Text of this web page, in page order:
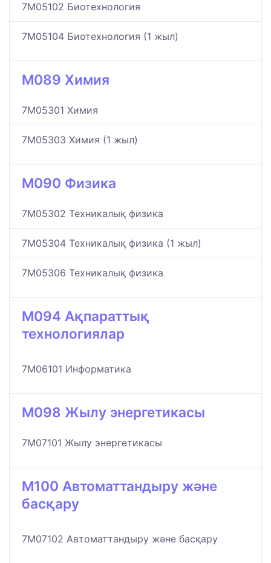
7M05102 Биотехнология
7M05104 Биотехнология (1 жыл)
M089 Химия
7M05301 Химия
7M05303 Химия (1 жыл)
M090 Физика
7M05302 Техникалық физика
7M05304 Техникалық физика (1 жыл)
7M05306 Техникалық физика
M094 Ақпараттық
технологиялар
7M06101 Информатика
M098 Жылу энергетикасы
7M07101 Жылу энергетикасы
M100 Автоматтандыру және
басқару
7M07102 Автоматтандыру және басқару